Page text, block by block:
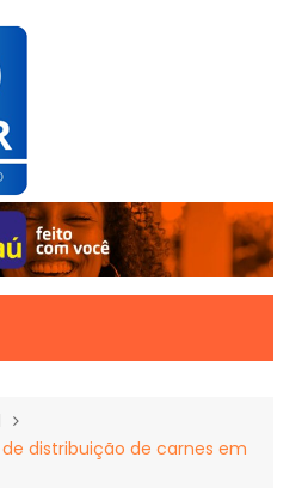
distribuição de carnes em